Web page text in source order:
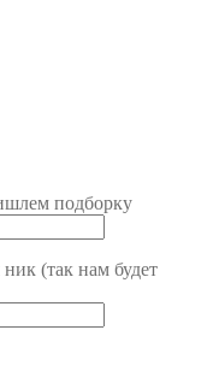
подборку
(так нам будет